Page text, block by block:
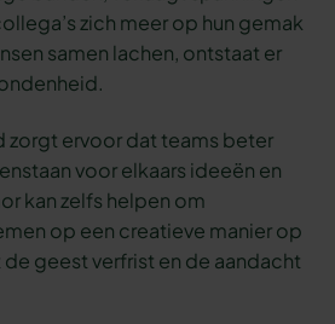
zich meer op hun gemak
samen lachen, ontstaat er
zorgt ervoor dat teams beter
voor elkaars ideeën en
kan zelfs helpen om
op een creatieve manier op
geest verfrist en de aandacht